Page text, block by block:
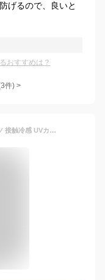
げるので、良いと
おすすめは？
3件) >
大決算セール セール ワンピース Tシャツ 接触冷感 UVカット 選べる2丈 ロング ワンピ レディース 吸水 速乾 遮熱性 ロングワンピース カットソー Aライン マキシ シワになりにくい ワンピ ロングワンピ 半袖 体型カバー 綿 混 大きいサイズ無地 黒 白 春 夏 HUG.U